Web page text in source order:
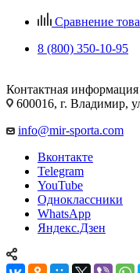
Сравнение
8 (800) 350-10-95
Контактная информация
600016, г. Владимир,
info@mir-sporta.com
Вконтакте
Telegram
YouTube
Одноклассники
WhatsApp
Яндекс.Дзен